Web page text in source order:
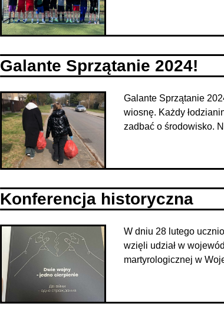
Galante Sprzątanie 2024!
Galante Sprzątanie
wiosnę. Każdy
zadbać o środowisko.
Konferencja historyczna
W dniu 28 lutego
wzięli udział w
martyrologicznej w